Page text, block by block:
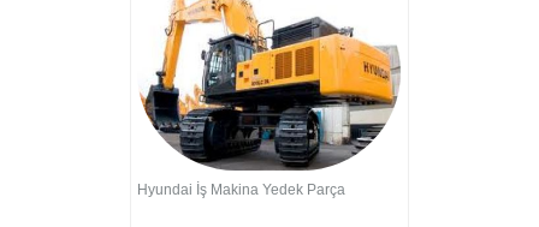
Hyundai İş Makina Yedek Parça